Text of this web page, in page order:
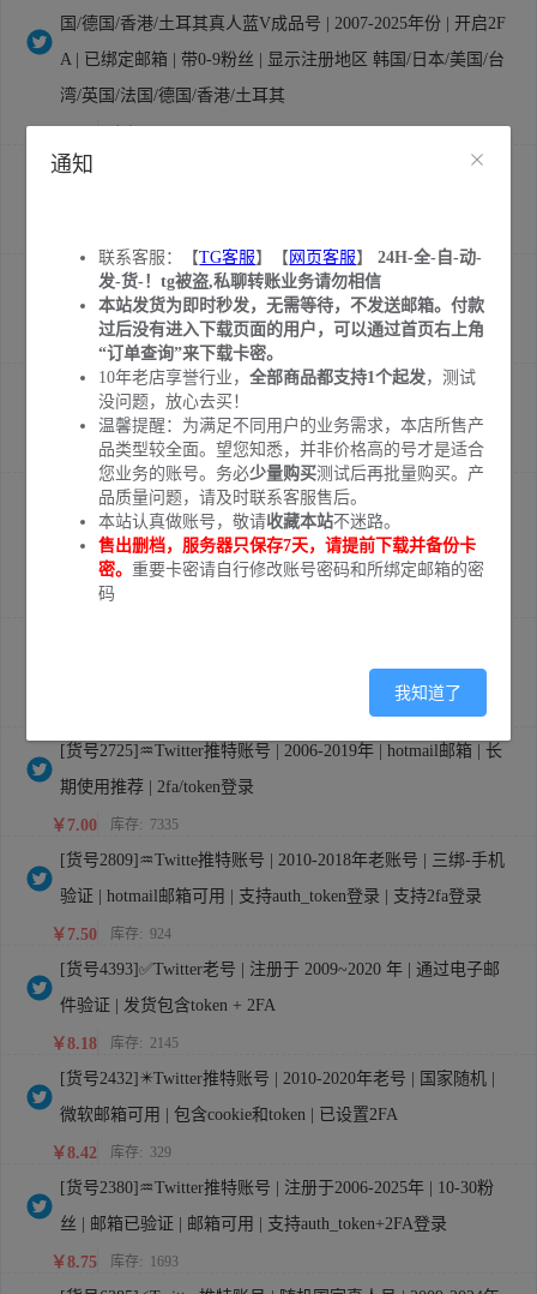
国/德国/香港/土耳其真人蓝V成品号 | 2007-2025年份 | 开启2F
A | 已绑定邮箱 | 带0-9粉丝 | 显示注册地区 韩国/日本/美国/台
湾/英国/法国/德国/香港/土耳其
[货号0689]✳️Twitter推特账号 | 全新账号 Outlook | Hotmail验
[货号1013]✳️Twitter推特账号 | 全新注册 | 微软邮箱 | 已设置2
FA | 包含token
库存: 585
[货号6928]✳️Twitter推特账号 | 新号 | 真机注册 | 已设置2FA | t
oken可用
库存: 24
[货号2451]⚡Twitter 账号 | 自动注册 | 空白资料 | firstmail邮箱
可用 | 男女通用 | 已设置2FA | 支持token | 取货可能需要时间1
5-30分钟
库存:
[货号2725]♒Twitter推特账号 | 2006-2019年 | hotmail邮箱 | 长
期使用推荐 | 2fa/token登录
￥7.00 库存: 7335
[货号2809]♒Twitte推特账号 | 2010-2018年老账号 | 三绑-手机
验证 | hotmail邮箱可用 | 支持auth_token登录 | 支持2fa登录
￥7.50 库存: 924
[货号4393]✅Twitter老号 | 注册于 2009~2020 年 | 通过电子邮
件验证 | 发货包含token + 2FA
￥8.18 库存: 2145
[货号2432]✴️Twitter推特账号 | 2010-2020年老号 | 国家随机 |
微软邮箱可用 | 包含cookie和token | 已设置2FA
￥8.42 库存: 329
[货号2380]♒Twitter推特账号 | 注册于2006-2025年 | 10-30粉
丝 | 邮箱已验证 | 邮箱可用 | 支持auth_token+2FA登录
￥8.75 库存: 1693
通知
联系客服：【TG客服】【 网页客服】24H-全-自-动-
发-货-！tg被盗,私聊转账业务请勿相信
本站发货为即时秒发，无需等待，不发送邮箱。付款
过后没有进入下载页面的用户，可以通过首页右上角
“订单查询”来下载卡密。
10年老店享誉行业，全部商品都支持1个起发，测试
没问题，放心去买！
温馨提醒：为满足不同用户的业务需求，本店所售产
品类型较全面。望您知悉，并非价格高的号才是适合
您业务的账号。务必少量购买测试后再批量购买。产
品质量问题，请及时联系客服售后。
本站认真做账号，敬请收藏本站不迷路。
售出删档，服务器只保存7天，请提前下载并备份卡
密。重要卡密请自行修改账号密码和所绑定邮箱的密
码
我知道了